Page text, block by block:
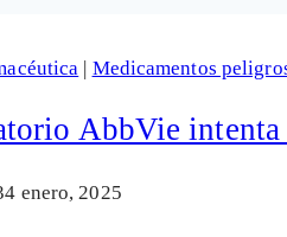
| Medicamentos
AbbVie intenta
4 enero, 2025